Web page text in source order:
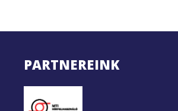
PARTNEREINK